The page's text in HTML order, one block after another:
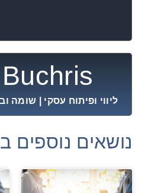
ליווי ופיתוח עסקי | שומה
נושאים נוספים